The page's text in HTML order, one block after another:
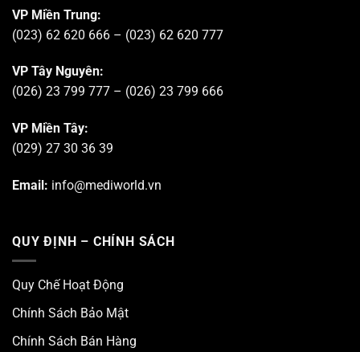
VP Miền Trung:
(023) 62 620 666 – (023) 62 620 777
VP Tây Nguyên:
(026) 23 799 777 – (026) 23 799 666
VP Miền Tây:
(029) 27 30 36 39
Email: info@mediworld.vn
QUY ĐỊNH – CHÍNH SÁCH
Quy Chế Hoạt Động
Chính Sách Bảo Mật
Chính Sách Bán Hàng